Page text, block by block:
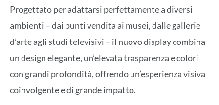
Progettato per adattarsi perfettamente a diversi
ambienti – dai punti vendita ai musei, dalle gallerie
d’arte agli studi televisivi – il nuovo display combina
un design elegante, un’elevata trasparenza e colori
con grandi profondità, offrendo un’esperienza visiva
coinvolgente e di grande impatto.